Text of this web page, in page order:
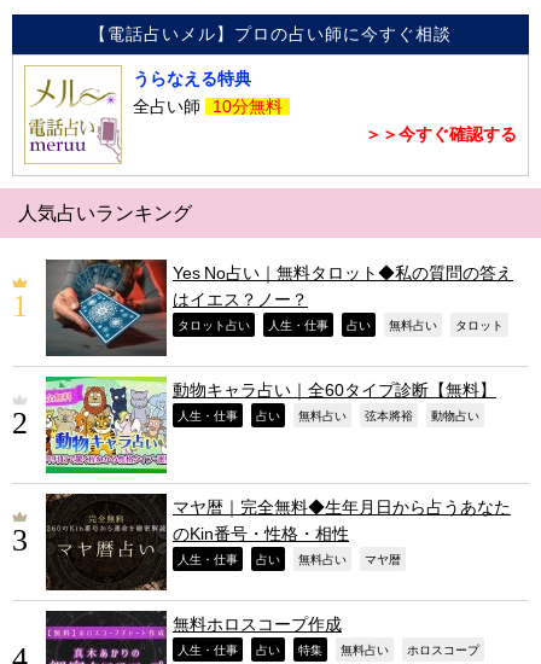
【電話占いメル】プロの占い師に今すぐ相談
うらなえる特典
全占い師
10分無料
＞＞今すぐ確認する
人気占いランキング
Yes No占い｜無料タロット◆私の質問の答え
はイエス？ノー？
タロット占い 人生・仕事 占い 無料占い タロット
動物キャラ占い｜全60タイプ診断【無料】
人生・仕事 占い 無料占い 弦本將裕 動物占い
マヤ暦｜完全無料◆生年月日から占うあなた
のKin番号・性格・相性
人生・仕事 占い 無料占い マヤ暦
無料ホロスコープ作成
人生・仕事 占い 特集 無料占い ホロスコープ